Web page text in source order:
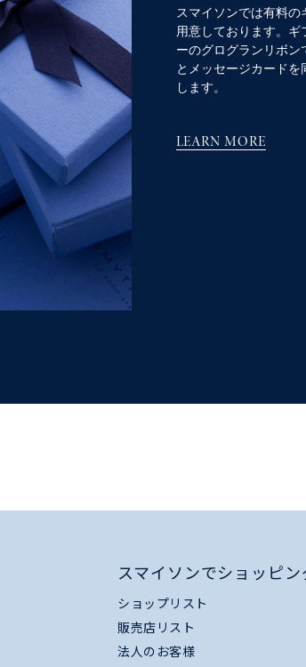
スマイソンでは有料の
用意しております。ギ
ーのグログランリボン
とメッセージカード
します。
LEARN MORE
スマイソンでショッピン
ショップリスト
販売店リスト
法人のお客様